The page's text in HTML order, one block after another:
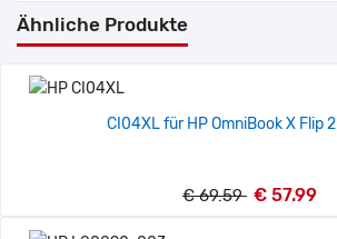
Ähnliche Produkte
CI04XL für HP OmniBook X Flip
€ 69.59 € 57.99